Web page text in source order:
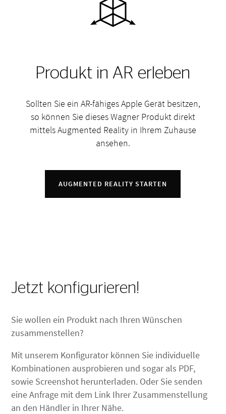
Produkt in AR erleben
Sollten Sie ein AR-fähiges Apple Gerät besitzen,
so können Sie dieses Wagner Produkt direkt
mittels Augmented Reality in Ihrem Zuhause
ansehen.
AUGMENTED REALITY STARTEN
Jetzt konfigurieren!
Sie wollen ein Produkt nach Ihren Wünschen
zusammenstellen?
Mit unserem Konfigurator können Sie individuelle
Kombinationen ausprobieren und sogar als PDF,
sowie Screenshot herunterladen. Oder Sie senden
eine Anfrage mit dem Link Ihrer Zusammenstellung
an den Händler in Ihrer Nähe.